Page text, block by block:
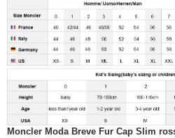
Moncler Moda Breve Fur Cap Slim